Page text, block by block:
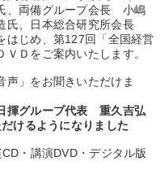
マンと経営
アドバイス
、両備グループ会長 小嶋
氏、日本総合研究所会長
はじめ、第127回「全国経営
Ｄをご案内いたします。
」をお聞きいただけま
揮グループ代表 重久吉弘
けるようになりました
・講演DVD・デジタル版